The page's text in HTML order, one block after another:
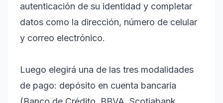
autenticación de su identidad y completar
datos como la dirección, número de celular
y correo electrónico.
Luego elegirá una de las tres modalidades
de pago: depósito en cuenta bancaria